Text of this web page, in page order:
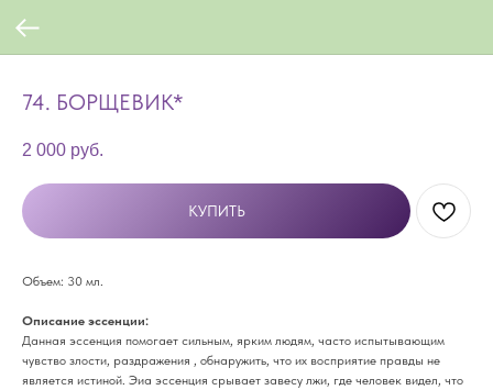
74. БОРЩЕВИК*
2 000 руб.
КУПИТЬ
Объем: 30 мл.
Описание эссенции:
Данная эссенция помогает сильным, ярким людям, часто испытывающим
чувство злости, раздражения , обнаружить, что их восприятие правды не
является истиной. Эиа эссенция срывает завесу лжи, где человек видел, что